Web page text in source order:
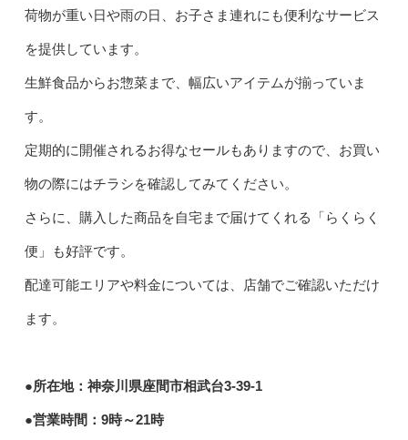
荷物が重い日や雨の日、お子さま連れにも便利なサービス
を提供しています。
生鮮食品からお惣菜まで、幅広いアイテムが揃っていま
す。
定期的に開催されるお得なセールもありますので、お買い
物の際にはチラシを確認してみてください。
さらに、購入した商品を自宅まで届けてくれる「らくらく
便」も好評です。
配達可能エリアや料金については、店舗でご確認いただけ
ます。
●所在地：神奈川県座間市相武台3-39-1
●営業時間：9時～21時